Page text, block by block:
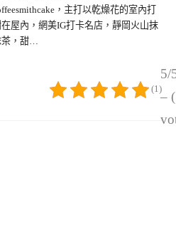
，主打以乾燥花的室內打
屋內，網美IG打卡名店，靜岡火山抹
，甜…
5/
–
(1)